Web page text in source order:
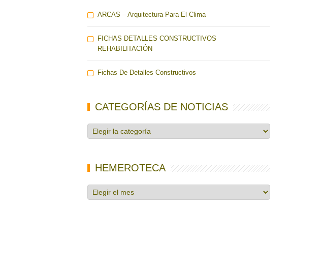
ARCAS – Arquitectura Para El Clima
FICHAS DETALLES CONSTRUCTIVOS
REHABILITACIÓN
Fichas De Detalles Constructivos
CATEGORÍAS DE NOTICIAS
Categorías
de
HEMEROTECA
Hemeroteca